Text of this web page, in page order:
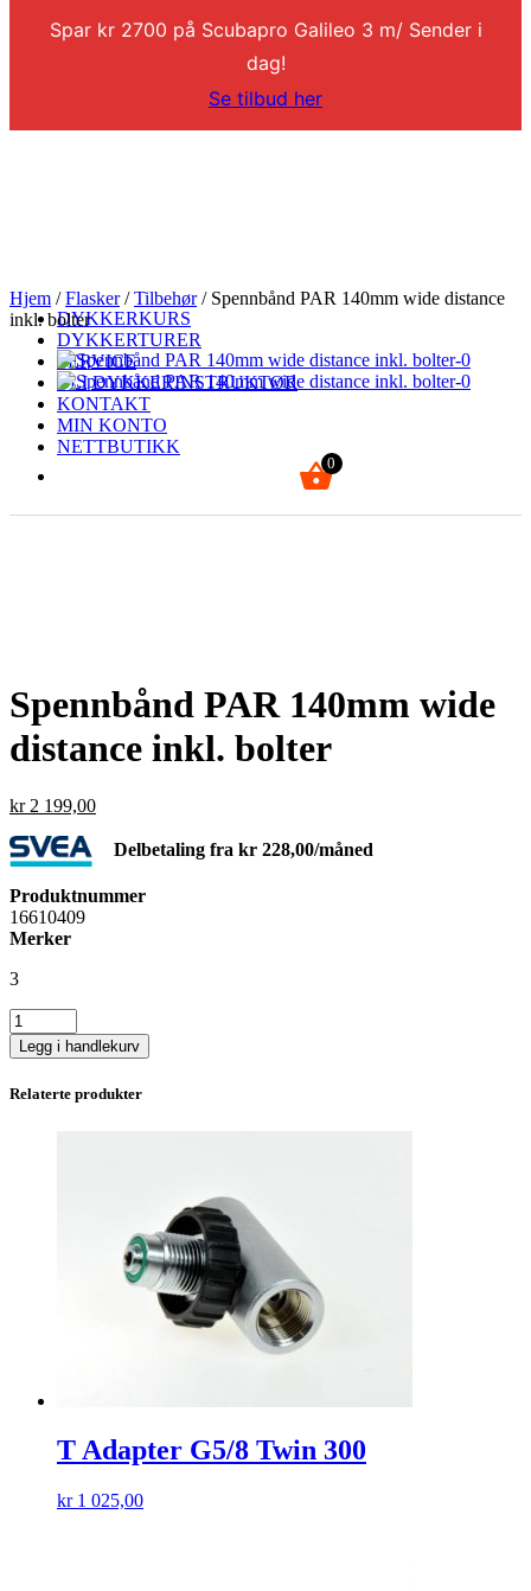
Spar kr 2700 på Scubapro Galileo 3 m/ Sender i
dag!
Se tilbud her
DYKKERKURS
DYKKERTURER
SERVICE
BLI DYKKERINSTRUKTØR
KONTAKT
MIN KONTO
NETTBUTIKK
0
Hjem /Flasker/Tilbehør/ Spennbånd PAR 140mm wide distance
inkl. bolter
Spennbånd PAR 140mm wide
distance inkl. bolter
kr2 199,00
Delbetaling fra kr 228,00/måned
Produktnummer
16610409
Merker
3
Spennbånd
PAR
140mm
distance
Legg i handlekurv
Relaterte produkter
T Adapter G5/8 Twin 300
kr1 025,00